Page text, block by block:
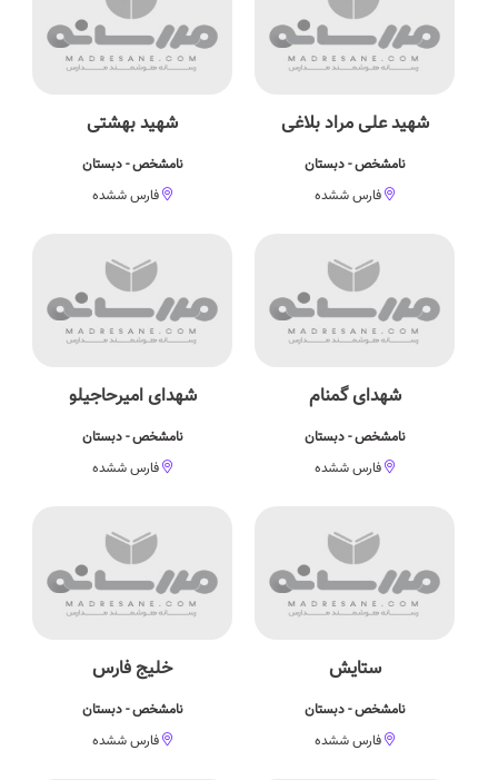
شهید علی مراد بلاغی
نامشخص - دبستان
فارس ششده
شهید بهشتی
نامشخص - دبستان
فارس ششده
شهدای گمنام
نامشخص - دبستان
فارس ششده
شهدای امیرحاجیلو
نامشخص - دبستان
فارس ششده
ستایش
نامشخص - دبستان
فارس ششده
خلیج فارس
نامشخص - دبستان
فارس ششده